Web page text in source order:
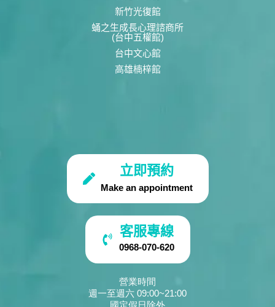
新竹光復館
蛹之生成長心理諮商所
(台中五權館)
台中文心館
高雄楠梓館
立即預約
Make an appointment
客服專線
0968-070-620
營業時間
週一至週六 09:00~21:00